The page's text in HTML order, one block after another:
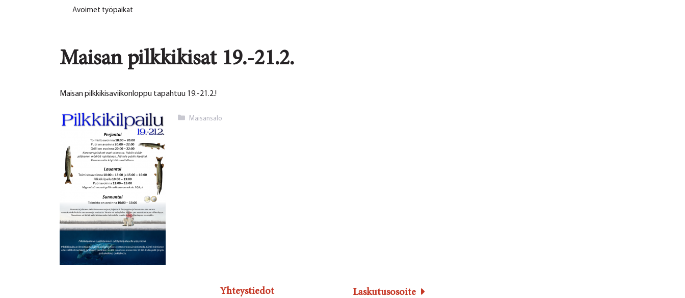
Avoimet työpaikat
Maisan pilkkikisat 19.-21.2.
Maisan pilkkikisaviikonloppu tapahtuu 19.-21.2.!
Kategoriat
Maisansalo
Yhteystiedot Laskutusosoite